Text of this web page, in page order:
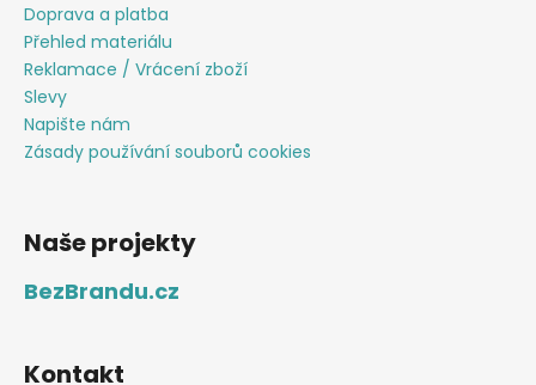
Doprava a platba
Přehled materiálu
Reklamace / Vrácení zboží
Slevy
Napište nám
Zásady používání souborů cookies
Naše projekty
BezBrandu.cz
Kontakt